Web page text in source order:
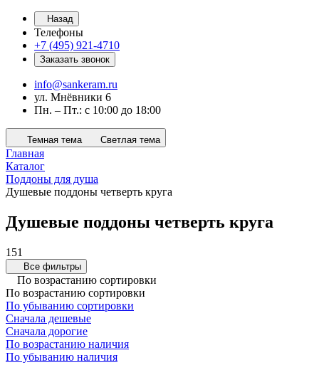
Назад
Телефоны
+7 (495) 921-4710
Заказать звонок
info@sankeram.ru
ул. Мнёвники 6
Пн. – Пт.: с 10:00 до 18:00
Темная тема Светлая тема
Главная
Каталог
Поддоны для душа
Душевые поддоны четверть круга
Душевые поддоны четверть круга
151
Все фильтры
По возрастанию сортировки
По возрастанию сортировки
По убыванию сортировки
Сначала дешевые
Сначала дорогие
По возрастанию наличия
По убыванию наличия